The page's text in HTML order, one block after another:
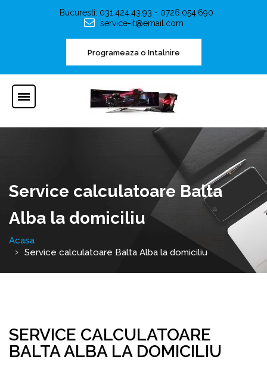
Bucuresti: 031.424.43.93 - 0726.054.690
service-it@email.com
Programeaza o Intalnire
Service calculatoare Balta
Alba la domiciliu
Acasa
Service calculatoare Balta Alba la domiciliu
SERVICE CALCULATOARE
BALTA ALBA LA DOMICILIU